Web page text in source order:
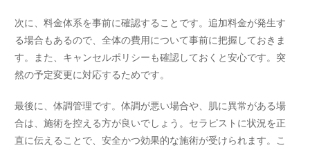
次に、料金体系を事前に確認することです。追加料金が発生す
る場合もあるので、全体の費用について事前に把握しておきま
す。また、キャンセルポリシーも確認しておくと安心です。突
然の予定変更に対応するためです。
最後に、体調管理です。体調が悪い場合や、肌に異常がある場
合は、施術を控える方が良いでしょう。セラピストに状況を正
直に伝えることで、安全かつ効果的な施術が受けられます。こ